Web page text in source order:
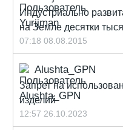
Индустриально
на Земле десятки
07:18 08.08.2015
Alushta_GPN
Запрет на
изделий
12:57 26.10.2023